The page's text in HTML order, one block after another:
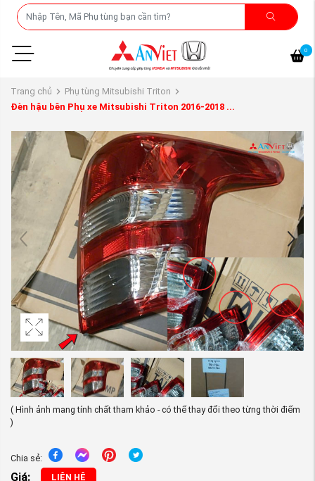
0
Trang chủ
Phụ tùng Mitsubishi Triton
Đèn hậu bên Phụ xe Mitsubishi Triton 2016-2018 ...
( Hình ảnh mang tính chất tham khảo - có thể thay đổi theo từng thời điểm
)
Chia sẻ:
Giá: LIÊN HỆ